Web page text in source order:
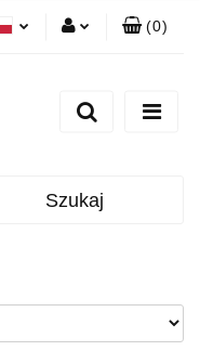
Zarejestruj się
(0)
Szukaj